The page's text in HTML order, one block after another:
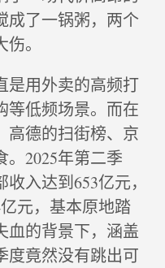
成了一锅粥，两个
。
是用外卖的高频打
等低频场景。而在
高德的扫街榜、京
。2025年第二季
入达到653亿元，
元，基本原地踏
血的背景下，涵盖
度竟然没有跳出可